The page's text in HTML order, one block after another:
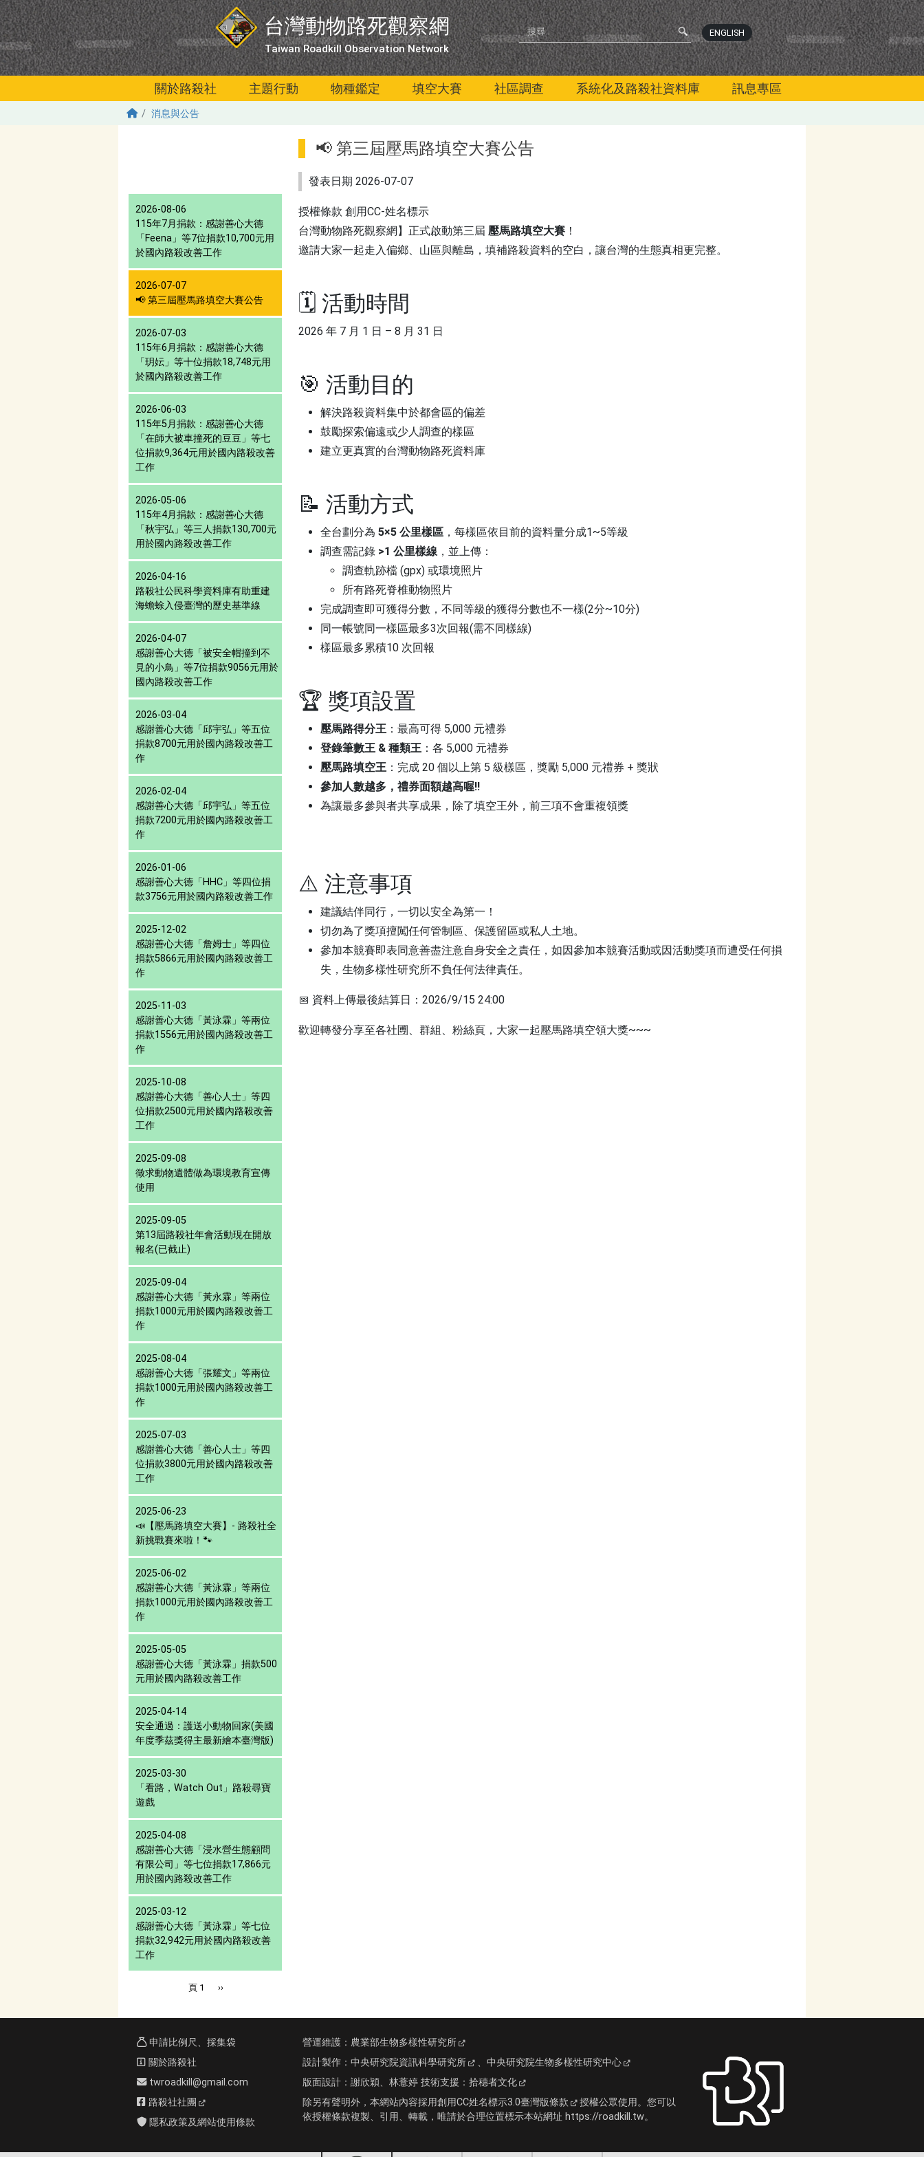
移至主內容
台灣動物路死觀察網
Taiwan Roadkill Observation Network
ENGLISH
關於路殺社 主題行動 物種鑑定 填空大賽 社區調查 系統化及路殺社資料庫 訊息專區
消息與公告
2026-08-06
115年7月捐款：感謝善心大德
「Feena」等7位捐款10,700元用
於國內路殺改善工作
2026-07-07
📢 第三屆壓馬路填空大賽公告
2026-07-03
115年6月捐款：感謝善心大德
「玥妘」等十位捐款18,748元用
於國內路殺改善工作
2026-06-03
115年5月捐款：感謝善心大德
「在師大被車撞死的豆豆」等七
位捐款9,364元用於國內路殺改善
工作
2026-05-06
115年4月捐款：感謝善心大德
「秋宇弘」等三人捐款130,700元
用於國內路殺改善工作
2026-04-16
路殺社公民科學資料庫有助重建
海蟾蜍入侵臺灣的歷史基準線
2026-04-07
感謝善心大德「被安全帽撞到不
見的小鳥」等7位捐款9056元用於
國內路殺改善工作
2026-03-04
感謝善心大德「邱宇弘」等五位
捐款8700元用於國內路殺改善工
作
2026-02-04
感謝善心大德「邱宇弘」等五位
捐款7200元用於國內路殺改善工
作
2026-01-06
感謝善心大德「HHC」等四位捐
款3756元用於國內路殺改善工作
2025-12-02
感謝善心大德「詹姆士」等四位
捐款5866元用於國內路殺改善工
作
2025-11-03
感謝善心大德「黃泳霖」等兩位
捐款1556元用於國內路殺改善工
作
2025-10-08
感謝善心大德「善心人士」等四
位捐款2500元用於國內路殺改善
工作
2025-09-08
徵求動物遺體做為環境教育宣傳
使用
2025-09-05
第13屆路殺社年會活動現在開放
報名(已截止)
2025-09-04
感謝善心大德「黃永霖」等兩位
捐款1000元用於國內路殺改善工
作
2025-08-04
感謝善心大德「張耀文」等兩位
捐款1000元用於國內路殺改善工
作
2025-07-03
感謝善心大德「善心人士」等四
位捐款3800元用於國內路殺改善
工作
2025-06-23
📣【壓馬路填空大賽】- 路殺社全
新挑戰賽來啦！🐾
2025-06-02
感謝善心大德「黃泳霖」等兩位
捐款1000元用於國內路殺改善工
作
2025-05-05
感謝善心大德「黃泳霖」捐款500
元用於國內路殺改善工作
2025-04-14
安全通過：護送小動物回家(美國
年度季茲獎得主最新繪本臺灣版)
2025-03-30
「看路，Watch Out」路殺尋寶
遊戲
2025-04-08
感謝善心大德「浸水營生態顧問
有限公司」等七位捐款17,866元
用於國內路殺改善工作
2025-03-12
感謝善心大德「黃泳霖」等七位
捐款32,942元用於國內路殺改善
工作
Pagination
頁 1 下一頁
››
📢 第三屆壓馬路填空大賽公告
發表日期 2026-07-07
授權條款 創用CC-姓名標示
台灣動物路死觀察網】正式啟動第三屆 壓馬路填空大賽 ！
邀請大家一起走入偏鄉、山區與離島，填補路殺資料的空白，讓台灣的生態真相更完整。
🗓 活動時間
2026 年 7 月 1 日 – 8 月 31 日
🎯 活動目的
解決路殺資料集中於都會區的偏差
鼓勵探索偏遠或少人調查的樣區
建立更真實的台灣動物路死資料庫
📝 活動方式
全台劃分為 5×5 公里樣區 ，每樣區依目前的資料量分成1~5等級
調查需記錄 >1 公里樣線 ，並上傳：
調查軌跡檔 (gpx) 或環境照片
所有路死脊椎動物照片
完成調查即可獲得分數，不同等級的獲得分數也不一樣(2分~10分)
同一帳號同一樣區最多3次回報(需不同樣線)
樣區最多累積10 次回報
🏆 獎項設置
壓馬路得分王 ：最高可得 5,000 元禮券
登錄筆數王 & 種類王 ：各 5,000 元禮券
壓馬路填空王 ：完成 20 個以上第 5 級樣區，獎勵 5,000 元禮券 + 獎狀
參加人數越多，禮券面額越高喔!!
為讓最多參與者共享成果，除了填空王外，前三項不會重複領獎
⚠️ 注意事項
建議結伴同行，一切以安全為第一！
切勿為了獎項擅闖任何管制區、保護留區或私人土地。
參加本競賽即表同意善盡注意自身安全之責任，如因參加本競賽活動或因活動獎項而遭受任何損
失，生物多樣性研究所不負任何法律責任。
📅 資料上傳最後結算日：2026/9/15 24:00
歡迎轉發分享至各社圑、群組、粉絲頁，大家一起壓馬路填空領大獎~~~
申請比例尺、採集袋
關於路殺社
twroadkill@gmail.com
路殺社社團
隱私政策及網站使用條款
營運維護： 農業部生物多樣性研究所
設計製作： 中央研究院資訊科學研究所 、 中央研究院生物多樣性研究中心
版面設計： 謝欣穎、林薏婷 技術支援： 拾穗者文化
除另有聲明外，本網站內容採用創用CC姓名標示3.0臺灣版條款
授權公眾使用。您可以
依授權條款複製、引用、轉載，唯請於合理位置標示本站網址 https://roadkill.tw。